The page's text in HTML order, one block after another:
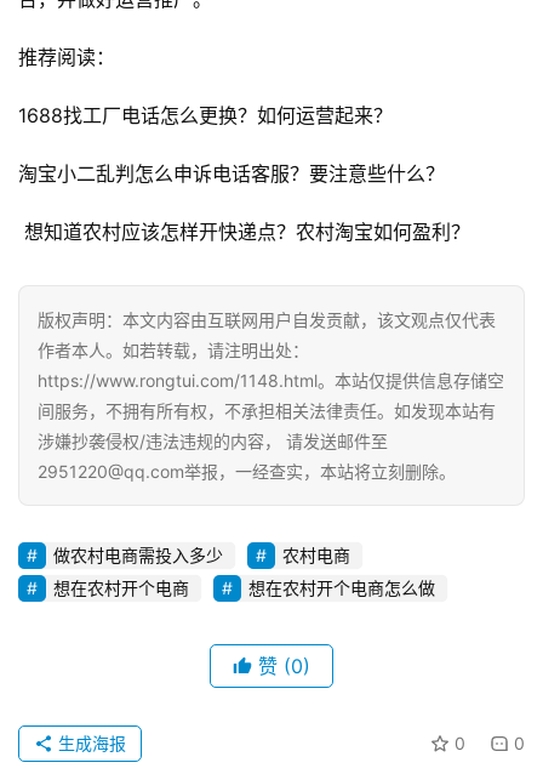
O
化
A
观
电
商
运
营
直
播
带
货
广
登录 注册
推荐阅读：
1688找工厂电话怎么更换？如何运营起来？
淘宝小二乱判怎么申诉电话客服？要注意些什么？
想知道农村应该怎样开快递点？农村淘宝如何盈利？
版权声明：本文内容由互联网用户自发贡献，该文观点仅代表
作者本人。如若转载，请注明出处：
https://www.rongtui.com/1148.html。本站仅提供信息存储空
间服务，不拥有所有权，不承担相关法律责任。如发现本站有
涉嫌抄袭侵权/违法违规的内容， 请发送邮件至
2951220@qq.com举报，一经查实，本站将立刻删除。
做农村电商需投入多少
农村电商
想在农村开个电商
想在农村开个电商怎么做
赞 (0)
0 0
生成海报